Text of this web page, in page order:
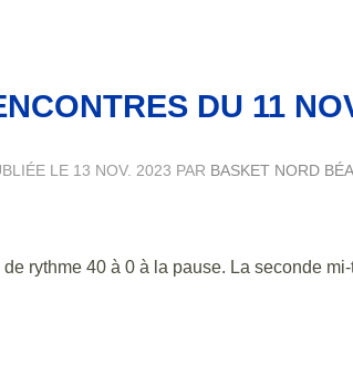
DU 11
LE 13 NOV. 2023 PAR BASKET NORD
rythme 40 à 0 à la pause. La seconde